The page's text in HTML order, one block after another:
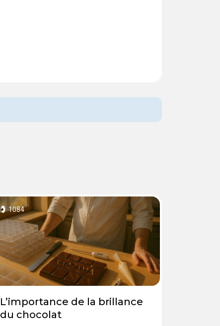
1084
L’importance de la brillance
du chocolat